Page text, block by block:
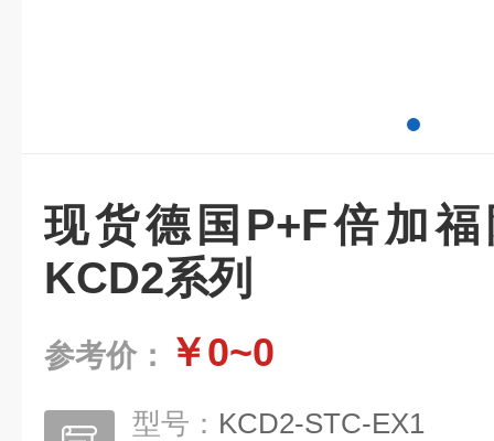
现货德国P+F倍加
KCD2系列
参考价： ￥0~0
型号： KCD2-STC-EX1